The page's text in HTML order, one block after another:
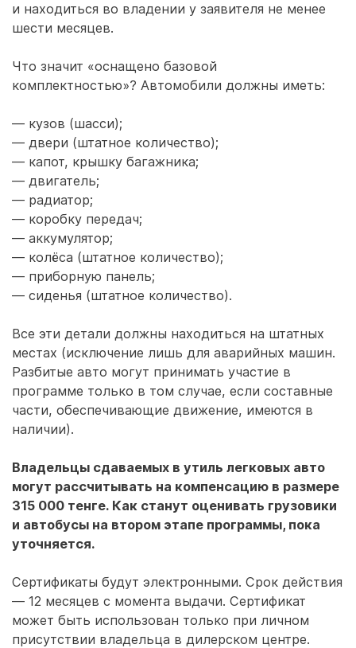
и находиться во владении у заявителя не менее
шести месяцев.
Что значит «оснащено базовой
комплектностью»? Автомобили должны иметь:
— кузов (шасси);
— двери (штатное количество);
— капот, крышку багажника;
— двигатель;
— радиатор;
— коробку передач;
— аккумулятор;
— колёса (штатное количество);
— приборную панель;
— сиденья (штатное количество).
Все эти детали должны находиться на штатных
местах (исключение лишь для аварийных машин.
Разбитые авто могут принимать участие в
программе только в том случае, если составные
части, обеспечивающие движение, имеются в
наличии).
Владельцы сдаваемых в утиль легковых авто
могут рассчитывать на компенсацию в размере
315 000 тенге. Как станут оценивать грузовики
и автобусы на втором этапе программы, пока
уточняется.
Сертификаты будут электронными. Срок действия
— 12 месяцев с момента выдачи. Сертификат
может быть использован только при личном
присутствии владельца в дилерском центре.